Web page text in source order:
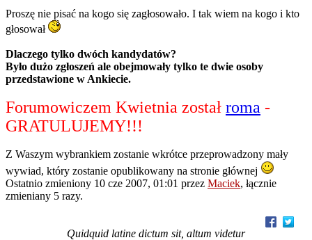
Proszę nie pisać na kogo się zagłosowało. I tak wiem na kogo i kto
głosował
Dlaczego tylko dwóch kandydatów?
Było dużo zgłoszeń ale obejmowały tylko te dwie osoby
przedstawione w Ankiecie.
Forumowiczem Kwietnia został roma -
GRATULUJEMY!!!
Z Waszym wybrankiem zostanie wkrótce przeprowadzony mały
wywiad, który zostanie opublikowany na stronie głównej
Ostatnio zmieniony 10 cze 2007, 01:01 przez Maciek, łącznie
zmieniany 5 razy.
Quidquid latine dictum sit, altum videtur